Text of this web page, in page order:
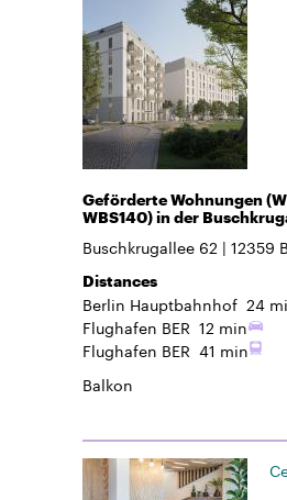
Geförderte Wohnungen
WBS140) in der
Buschkrugallee 62 12359
Distances
Berlin Hauptbahnhof 24
Flughafen BER 12 min
Flughafen BER 41 min
Balkon